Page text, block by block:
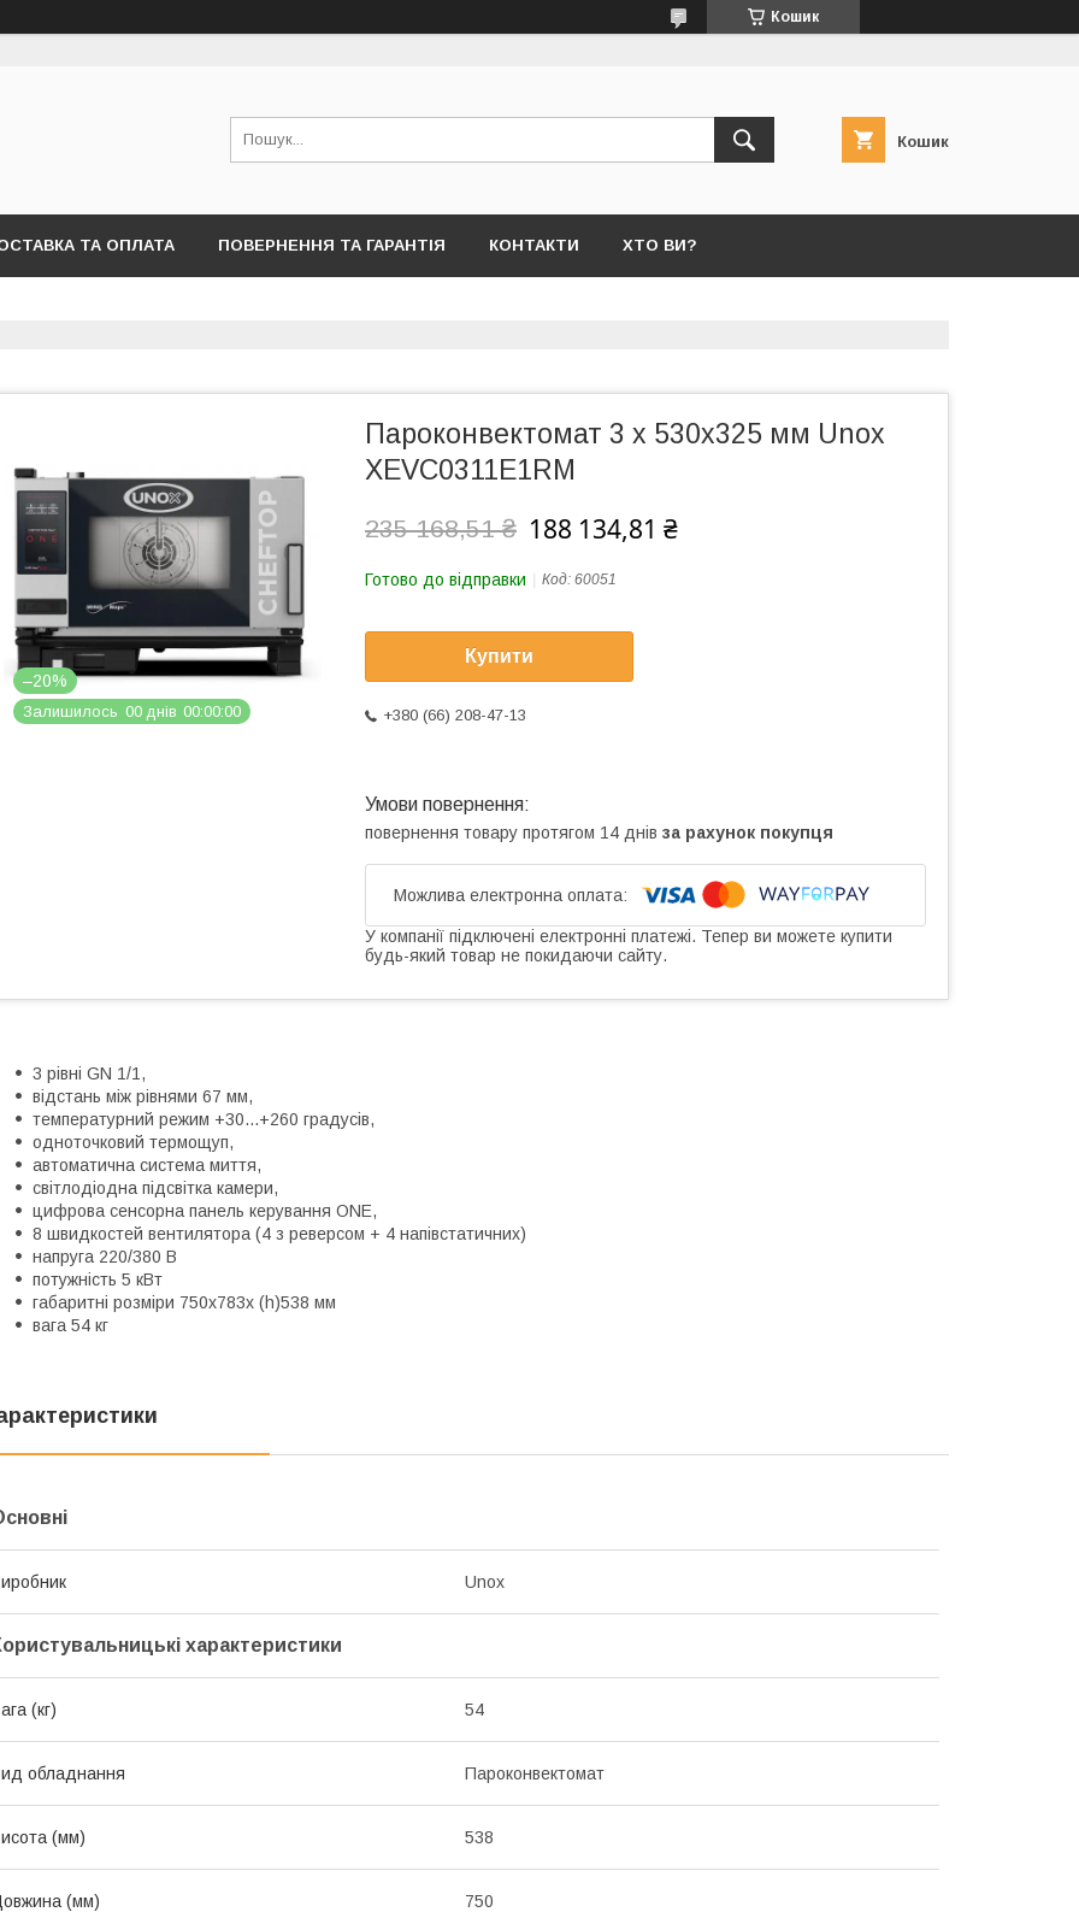
Кошик
Кошик
ТА ОПЛАТА ПОВЕРНЕННЯ ТА ГАРАНТІЯ КОНТАКТИ ХТО ВИ?
–20%
Залишилось 00 днів 00 00 00
Пароконвектомат 3 x 530х325 мм Unox
XEVC0311E1RM
235 168,51 ₴ 188 134,81 ₴
Готово до відправки Код: 60051
Купити
+380 (66) 208-47-13
повернення товару протягом 14 днів за рахунок покупця
У компанії підключені електронні платежі. Тепер ви можете купити
будь-який товар не покидаючи сайту.
3 рівні GN 1/1,
відстань між рівнями 67 мм,
температурний режим +30...+260 градусів,
одноточковий термощуп,
автоматична система миття,
світлодіодна підсвітка камери,
цифрова сенсорна панель керування ONE,
8 швидкостей вентилятора (4 з реверсом + 4 напівстатичних)
напруга 220/380 В
потужність 5 кВт
габаритні розміри 750х783х (h)538 мм
вага 54 кг
Unox
характеристики
(кг) 54
обладнання Пароконвектомат
(мм) 538
(мм) 750